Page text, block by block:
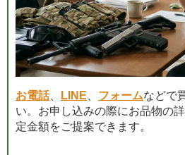
お電話、 LINE フォームなどで
い。お申し込みの際にお品物の
定金額をご提案できます。